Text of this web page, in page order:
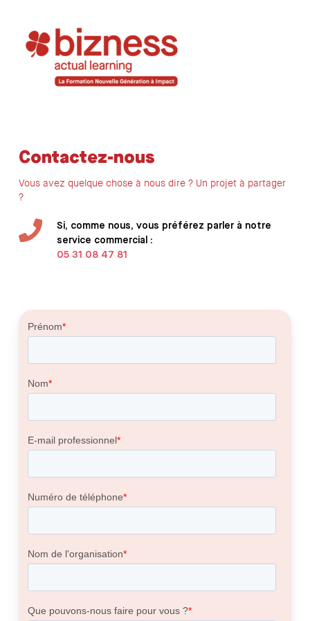
content
Contactez-nous
Vous avez quelque chose à nous dire ? Un projet à partager
?
Si, comme nous, vous préférez parler à notre
service commercial :
05 31 08 47 81